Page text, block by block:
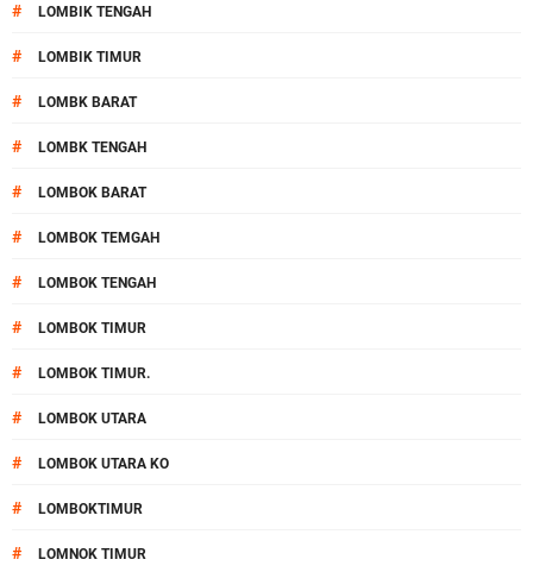
# LOMBIK TENGAH
# LOMBIK TIMUR
# LOMBK BARAT
# LOMBK TENGAH
# LOMBOK BARAT
# LOMBOK TEMGAH
# LOMBOK TENGAH
# LOMBOK TIMUR
# LOMBOK TIMUR.
# LOMBOK UTARA
# LOMBOK UTARA KO
# LOMBOKTIMUR
# LOMNOK TIMUR